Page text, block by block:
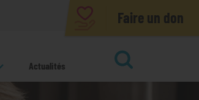
Faire un don
Actualités